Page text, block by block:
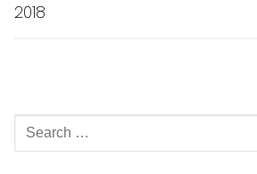
2018
Rechercher
: